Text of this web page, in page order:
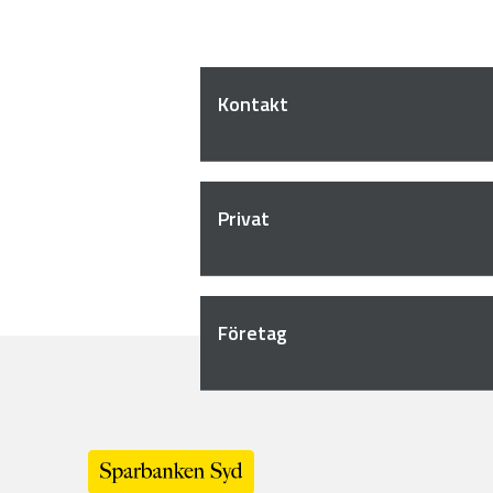
Kontakt
Privat
Företag